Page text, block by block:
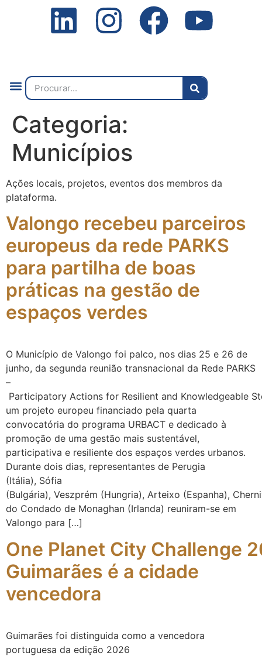
Categoria:
Municípios
Ações locais, projetos, eventos dos membros da
plataforma.
Valongo recebeu parceiros
europeus da rede PARKS
para partilha de boas
práticas na gestão de
espaços verdes
O Município de Valongo foi palco, nos dias 25 e 26 de
junho, da segunda reunião transnacional da Rede PARKS
–
Participatory Actions for Resilient and Knowledgeable
um projeto europeu financiado pela quarta
convocatória do programa URBACT e dedicado à
promoção de uma gestão mais sustentável,
participativa e resiliente dos espaços verdes urbanos.
Durante dois dias, representantes de Perugia
(Itália), Sófia
(Bulgária), Veszprém (Hungria), Arteixo (Espanha),
do Condado de Monaghan (Irlanda) reuniram-se em
Valongo para […]
One Planet City Challenge
Guimarães é a cidade
vencedora
Guimarães foi distinguida como a vencedora
portuguesa da edição 2026